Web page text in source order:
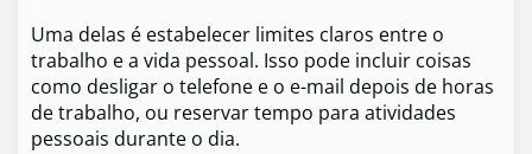
Uma delas é estabelecer limites claros entre o
trabalho e a vida pessoal. Isso pode incluir coisas
como desligar o telefone e o e-mail depois de horas
de trabalho, ou reservar tempo para atividades
pessoais durante o dia.